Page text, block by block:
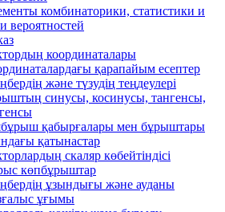
комбинаторики, статистики и
вероятностей
координаталары
қарапайым есептер
және түзудің теңдеулері
синусы, косинусы, тангенсы,
қабырғалары мен бұрыштары
қатынастар
скаляр көбейтіндісі
көпбұрыштар
ұзындығы және ауданы
ұғымы